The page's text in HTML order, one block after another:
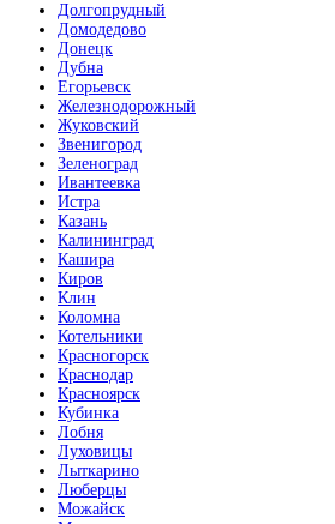
Долгопрудный
Домодедово
Донецк
Дубна
Егорьевск
Железнодорожный
Жуковский
Звенигород
Зеленоград
Ивантеевка
Истра
Казань
Калининград
Кашира
Киров
Клин
Коломна
Котельники
Красногорск
Краснодар
Красноярск
Кубинка
Лобня
Луховицы
Лыткарино
Люберцы
Можайск